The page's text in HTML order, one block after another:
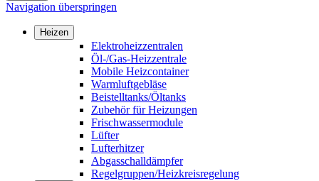
Navigation überspringen
Heizen
Elektroheizzentralen
Öl-/Gas-Heizzentrale
Mobile Heizcontainer
Warmluftgebläse
Beistelltanks/Öltanks
Zubehör für Heizungen
Frischwassermodule
Lüfter
Lufterhitzer
Abgasschalldämpfer
Regelgruppen/Heizkreisregelung